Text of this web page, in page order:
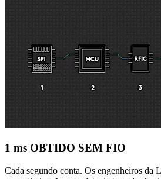
1 ms OBTIDO SEM FIO
Cada segundo conta. Os engenheiros da